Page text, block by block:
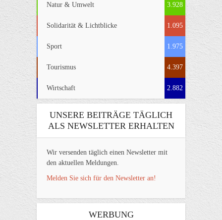
Natur & Umwelt 3.928
Solidarität & Lichtblicke 1.095
Sport 1.975
Tourismus 4.397
Wirtschaft 2.882
UNSERE BEITRÄGE TÄGLICH
ALS NEWSLETTER ERHALTEN
Wir versenden täglich einen Newsletter mit
den aktuellen Meldungen.
Melden Sie sich für den Newsletter an!
WERBUNG